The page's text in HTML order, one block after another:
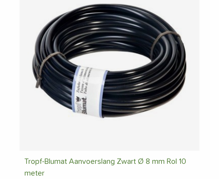
Tropf-Blumat Aanvoerslang Zwart Ø 8 mm Rol 10
meter